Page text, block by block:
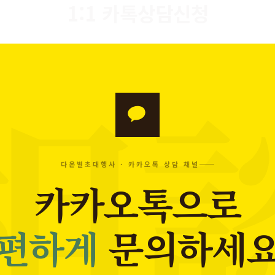
다온벌초대행사 · 카카오톡 상담 채널
카카오톡으로
하게 문의하세